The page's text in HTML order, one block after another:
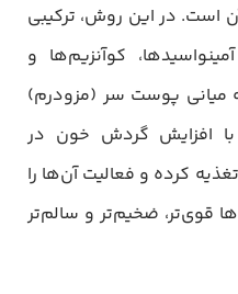
است. در این روش، ترکیبی
کوآنزیم‌ها و
میانی پوست سر (مزودرم)
با افزایش گردش خون در
کرده و فعالیت آن‌ها را
قوی‌تر، ضخیم‌تر و سالم‌تر